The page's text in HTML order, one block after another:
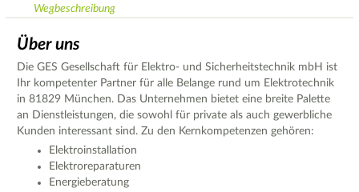
Wegbeschreibung
Über uns
Die GES Gesellschaft für Elektro- und Sicherheitstechnik mbH ist
Ihr kompetenter Partner für alle Belange rund um Elektrotechnik
in 81829 München. Das Unternehmen bietet eine breite Palette
an Dienstleistungen, die sowohl für private als auch gewerbliche
Kunden interessant sind. Zu den Kernkompetenzen gehören:
Elektroinstallation
Elektroreparaturen
Energieberatung